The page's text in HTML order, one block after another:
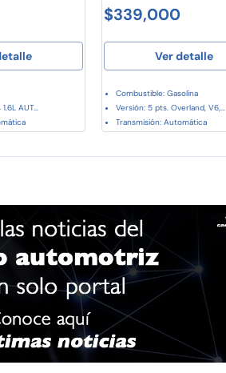
AUT...
$339,000
Ver detalle
Combustible: Gasolina
Versión: 5 pts. Overland, V6,...
Transmisión: Automática